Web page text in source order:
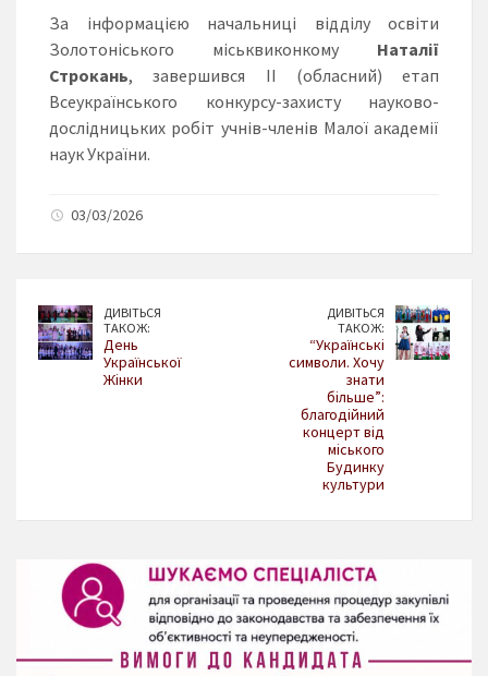
За інформацією начальниці відділу освіти
Золотоніського міськвиконкому Наталії
Строкань, завершився ІІ (обласний) етап
Всеукраїнського конкурсу-захисту науково-
дослідницьких робіт учнів-членів Малої академії
наук України.
03/03/2026
ДИВІТЬСЯ
ТАКОЖ:
День
Української
Жінки
ДИВІТЬСЯ
ТАКОЖ:
“Українські
символи. Хочу
знати
більше”:
благодійний
концерт від
міського
Будинку
культури